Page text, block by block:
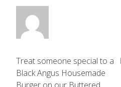
Treat someone special to a
Black Angus Housemade